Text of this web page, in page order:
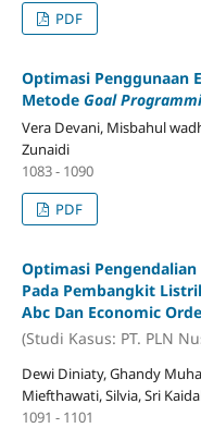
PDF
Optimasi Penggunaan
Metode Goal
Vera Devani, Misbahul
Zunaidi
1083 - 1090
PDF
Optimasi Pengendalian
Pada Pembangkit
Abc Dan Economic
(Studi Kasus: PT. PLN
Dewi Diniaty, Ghandy
Miefthawati, Silvia, Sri
1091 - 1101